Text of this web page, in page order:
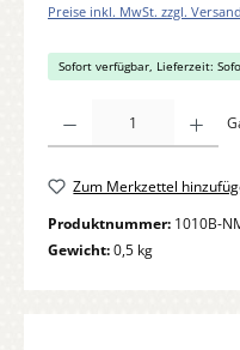
Preise inkl. MwSt. zzgl.
Sofort verfügbar, Lieferzeit:
Zum Merkzettel
Produktnummer: 1010B-
Gewicht:0,5 kg